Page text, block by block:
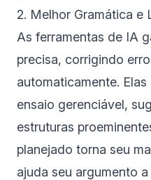
2. Melhor Gramática e
As ferramentas de IA
precisa, corrigindo
automaticamente.
ensaio gerenciável,
estruturas
planejado torna seu
ajuda seu argumento